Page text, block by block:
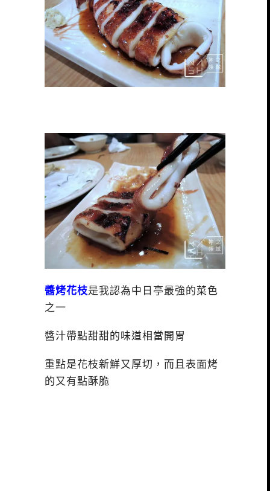
醬烤花枝是我認為中日亭最強的菜色
之一
醬汁帶點甜甜的味道相當開胃
重點是花枝新鮮又厚切，而且表面烤
的又有點酥脆